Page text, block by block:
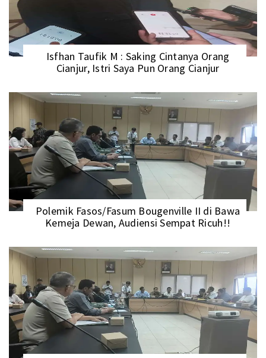
Isfhan Taufik M : Saking Cintanya Orang
Cianjur, Istri Saya Pun Orang Cianjur
Polemik Fasos/Fasum Bougenville II di Bawa
Kemeja Dewan, Audiensi Sempat Ricuh!!